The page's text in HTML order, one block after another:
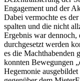
Engagement und der
Dabei vermochte es
spalten und die nicht
Ergebnis war dennoch,
durchgesetzt werden
es die Machthabenden
konnten Bewegungen
Hegemonie